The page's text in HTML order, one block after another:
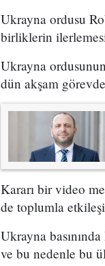
Ukrayna ordusu
birliklerin
Ukrayna
dün akşam
Kararı bir video
de toplumla
Ukrayna
ve bu nedenle bu